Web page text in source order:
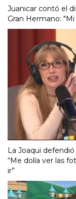
Juanicar contó el
Gran Hermano:
La Joaqui
“Me dolía ver las
ir”